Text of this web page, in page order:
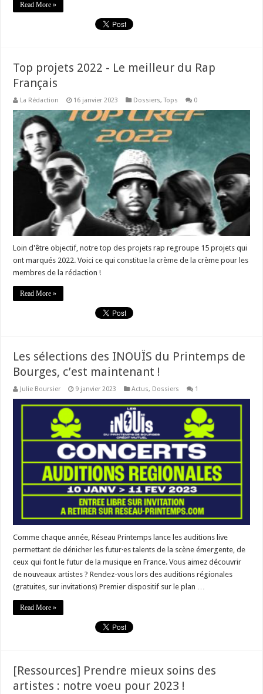
Read More »
Top projets 2022 - Le meilleur du Rap
Français
La Rédaction 16 janvier 2023 Dossiers,Tops 0
Loin d'être objectif, notre top des projets rap regroupe 15 projets qui
ont marqués 2022. Voici ce qui constitue la crème de la crème pour les
membres de la rédaction !
Read More »
Les sélections des INOUÏS du Printemps de
Bourges, c’est maintenant !
Julie Boursier 9 janvier 2023 Actus, Dossiers 1
Comme chaque année, Réseau Printemps lance les auditions live
permettant de dénicher les futur·es talents de la scène émergente, de
ceux qui font le futur de la musique en France. Vous aimez découvrir
de nouveaux artistes ? Rendez-vous lors des auditions régionales
(gratuites, sur invitations) Premier dispositif sur le plan …
Read More »
[Ressources] Prendre mieux soins des
artistes : notre voeu pour 2023 !